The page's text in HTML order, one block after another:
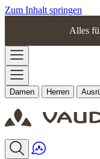
Zum Inhalt springen
Alles
Damen Herren